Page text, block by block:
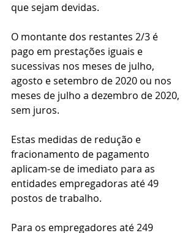
que sejam devidas.
O montante dos restantes 2/3 é
pago em prestações iguais e
sucessivas nos meses de julho,
agosto e setembro de 2020 ou nos
meses de julho a dezembro de 2020,
sem juros.
Estas medidas de redução e
fracionamento de pagamento
aplicam-se de imediato para as
entidades empregadoras até 49
postos de trabalho.
Para os empregadores até 249